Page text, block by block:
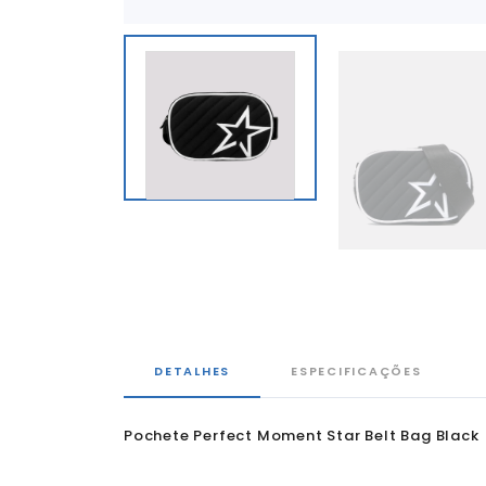
DETALHES ESPECIFICAÇÕES
Pochete Perfect Moment Star Belt Bag Black